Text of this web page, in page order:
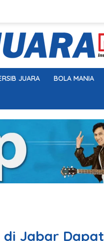
JUARA BOLA MANIA
di Jabar Dapat